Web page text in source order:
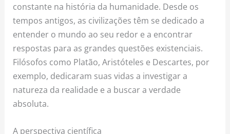
constante na história da humanidade. Desde os
tempos antigos, as civilizações têm se dedicado a
entender o mundo ao seu redor e a encontrar
respostas para as grandes questões existenciais.
Filósofos como Platão, Aristóteles e Descartes, por
exemplo, dedicaram suas vidas a investigar a
natureza da realidade e a buscar a verdade
absoluta.
A perspectiva científica